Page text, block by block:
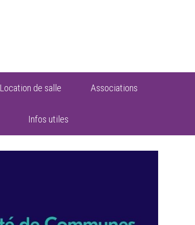
Location de salle Associations
Infos utiles